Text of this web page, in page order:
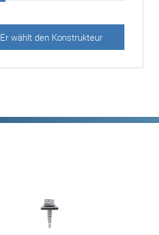
Er wählt den Konstrukteur